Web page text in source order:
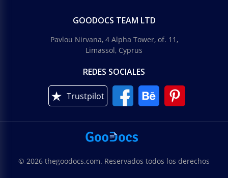
GOODOCS TEAM LTD
Pavlou Nirvana, 4 Alpha Tower, of. 11,
Limassol, Cyprus
REDES SOCIALES
Trustpilot
© 2026 thegoodocs.com. Reservados todos los derechos